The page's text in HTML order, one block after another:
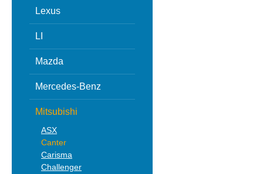
Lexus
LI
Mazda
Mercedes-Benz
Mitsubishi
ASX
Canter
Carisma
Challenger